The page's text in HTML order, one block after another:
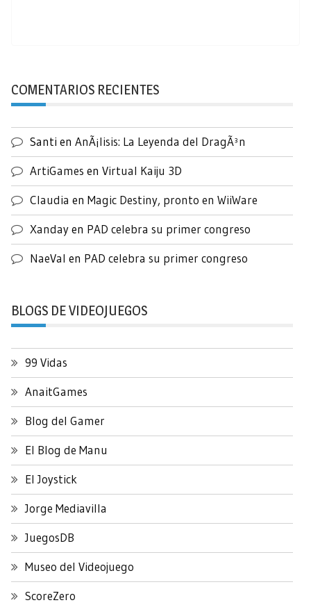
COMENTARIOS RECIENTES
Santi en AnÃ¡lisis: La Leyenda del DragÃ³n
ArtiGames en Virtual Kaiju 3D
Claudia en Magic Destiny, pronto en WiiWare
Xandayen PAD celebra su primer congreso
NaeVal en PAD celebra su primer congreso
BLOGS DE VIDEOJUEGOS
99 Vidas
AnaitGames
Blog del Gamer
El Blog de Manu
El Joystick
Jorge Mediavilla
JuegosDB
Museo del Videojuego
ScoreZero